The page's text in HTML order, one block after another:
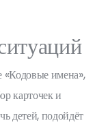
«Кодовые имена»,
карточек и
детей, подойдёт